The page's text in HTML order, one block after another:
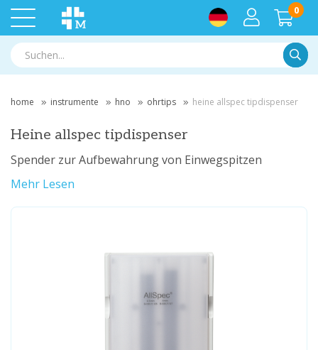
0
home instrumente hno ohrtips heine allspec tipdispenser
Heine allspec tipdispenser
Spender zur Aufbewahrung von Einwegspitzen
Mehr Lesen